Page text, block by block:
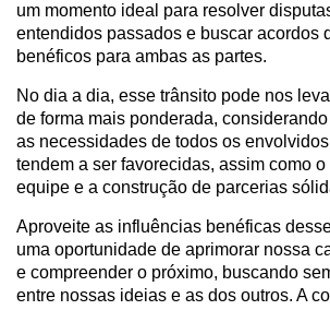
um momento ideal para resolver
entendidos passados e buscar acordos
benéficos para ambas as partes.
No dia a dia, esse trânsito pode nos
de forma mais ponderada,
as necessidades de todos os
tendem a ser favorecidas, assim como
equipe e a construção de parcerias
Aproveite as influências benéficas
uma oportunidade de aprimorar nossa
e compreender o próximo, buscando
entre nossas ideias e as dos outros. A